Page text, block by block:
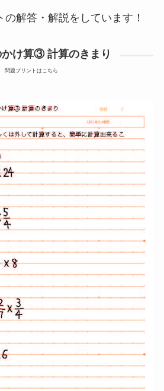
解答・解説をしています！
け算③ 計算のきまり
問題プリントはこちら